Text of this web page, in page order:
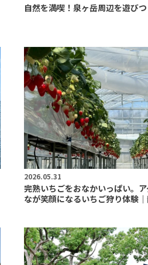
自然を満喫！泉ヶ岳周辺を遊び
2026.05.31
完熟いちごをおなかいっぱい。
なが笑顔になるいちご狩り体験